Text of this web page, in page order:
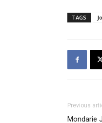
TAGS
Previous
Mondarie